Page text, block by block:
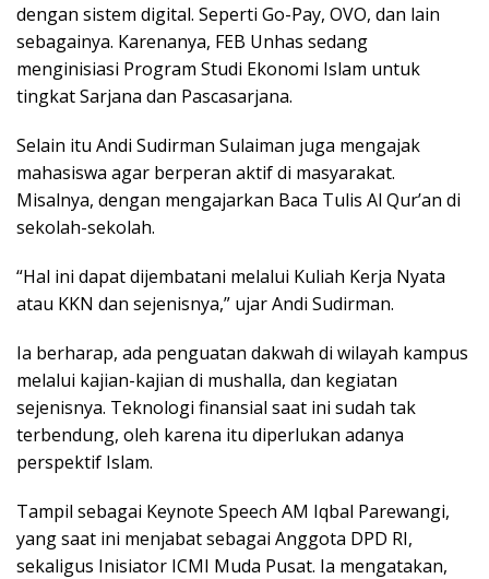
dengan sistem digital. Seperti Go-Pay, OVO, dan lain
sebagainya. Karenanya, FEB Unhas sedang
menginisiasi Program Studi Ekonomi Islam untuk
tingkat Sarjana dan Pascasarjana.
Selain itu Andi Sudirman Sulaiman juga mengajak
mahasiswa agar berperan aktif di masyarakat.
Misalnya, dengan mengajarkan Baca Tulis Al Qur’an di
sekolah-sekolah.
“Hal ini dapat dijembatani melalui Kuliah Kerja Nyata
atau KKN dan sejenisnya,” ujar Andi Sudirman.
Ia berharap, ada penguatan dakwah di wilayah kampus
melalui kajian-kajian di mushalla, dan kegiatan
sejenisnya. Teknologi finansial saat ini sudah tak
terbendung, oleh karena itu diperlukan adanya
perspektif Islam.
Tampil sebagai Keynote Speech AM Iqbal Parewangi,
yang saat ini menjabat sebagai Anggota DPD RI,
sekaligus Inisiator ICMI Muda Pusat. Ia mengatakan,